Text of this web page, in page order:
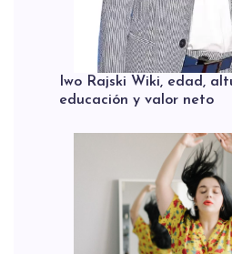
Iwo Rajski Wiki, edad,
educación y valor neto